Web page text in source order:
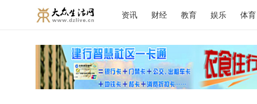
资讯 财经 教育 娱乐 体育